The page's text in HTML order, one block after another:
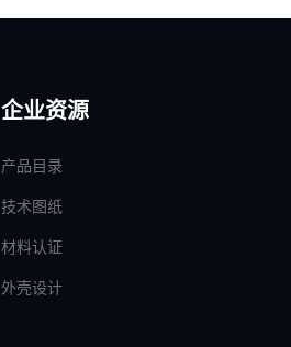
企业资源
产品目录
技术图纸
材料认证
外壳设计